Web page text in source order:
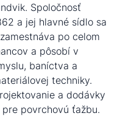
Spoločnosť
a jej hlavné sídlo sa
po celom
a pôsobí v
baníctva a
techniky.
a dodávky
povrchovú ťažbu.